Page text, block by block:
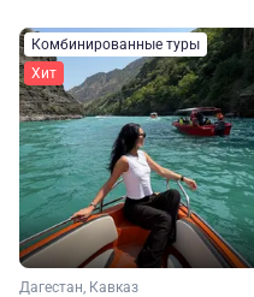
Комбинированные туры
Хит
Дагестан, Кавказ